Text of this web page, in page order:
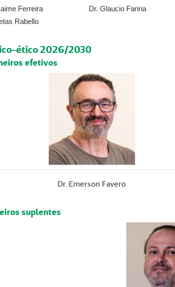
Ferreira
Rabello
Dr. Glaucio Farina
ético 2026/2030
efetivos
Dr. Emerson Favero
suplentes